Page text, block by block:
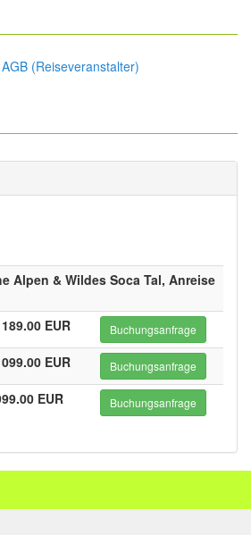
AGB (Reiseveranstalter)
Alpen & Wildes Soca Tal, Anreise
EUR Buchungsanfrage
EUR Buchungsanfrage
EUR Buchungsanfrage